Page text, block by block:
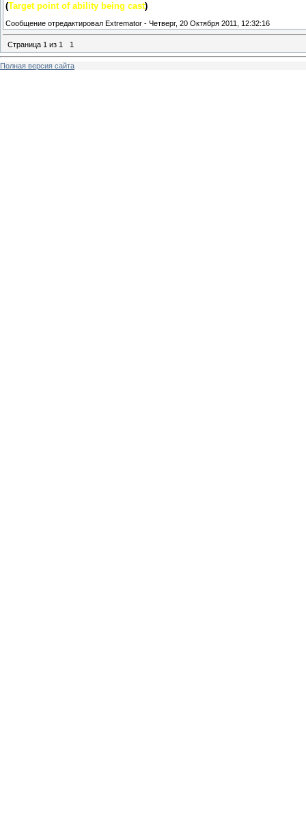
(Target point of ability being cast)
Сообщение отредактировал Extremator - Четверг, 20 Октября 2011, 12:32:16
Страница 1 из 1 1
Полная версия сайта